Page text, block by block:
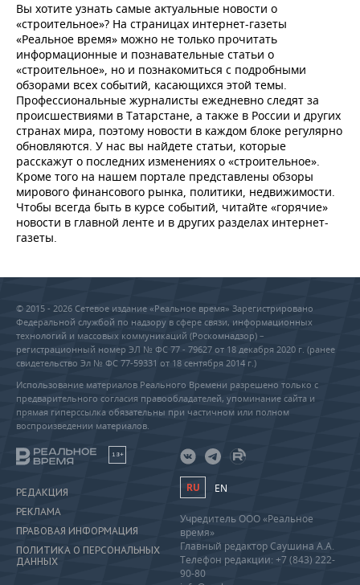
Вы хотите узнать самые актуальные новости о
«строительное»? На страницах интернет-газеты
«Реальное время» можно не только прочитать
информационные и познавательные статьи о
«строительное», но и познакомиться с подробными
обзорами всех событий, касающихся этой темы.
Профессиональные журналисты ежедневно следят за
происшествиями в Татарстане, а также в России и других
странах мира, поэтому новости в каждом блоке регулярно
обновляются. У нас вы найдете статьи, которые
расскажут о последних изменениях о «строительное».
Кроме того на нашем портале представлены обзоры
мирового финансового рынка, политики, недвижимости.
Чтобы всегда быть в курсе событий, читайте «горячие»
новости в главной ленте и в других разделах интернет-
газеты.
© 2015 - 2026 Сетевое издание «Реальное время» Зарегистрировано
Федеральной службой по надзору в сфере связи, информационных
технологий и массовых коммуникаций (Роскомнадзор) –
регистрационный номер ЭЛ № ФС 77 - 79627 от 18 декабря 2020 г. (ранее
свидетельство Эл № ФС 77-59331 от 18 сентября 2014 г.)
Использование материалов Реального Времени разрешено только с
предварительного согласия правообладателей, упоминание сайта и
прямая гиперссылка обязательны при частичном или полном
воспроизведении материалов.
18+
РЕДАКЦИЯ
РЕКЛАМА
ПРАВОВАЯ ИНФОРМАЦИЯ
ПОЛИТИКА О ПЕРСОНАЛЬНЫХ
ДАННЫХ
RU EN
Учредитель ООО «Реальное
время»
Главный редактор Саушина А.А.
Телефон редакции: +7 (843) 222-
90-80